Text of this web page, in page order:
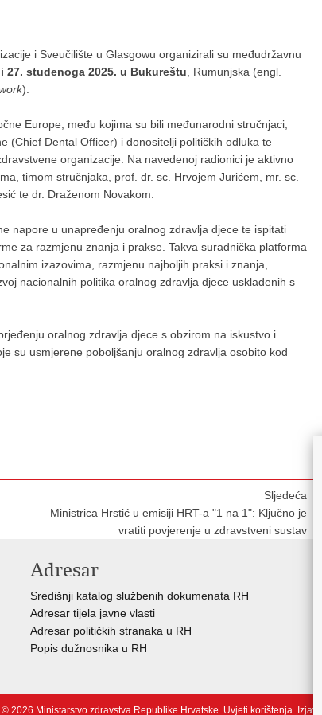
i Sveučilište u Glasgowu organizirali su međudržavnu
27. studenoga 2025. u Bukureštu , Rumunjska (engl.
).
Europe, među kojima su bili međunarodni stručnjaci,
(Chief Dental Officer) i donositelji političkih odluka te
organizacije. Na navedenoj radionici je aktivno
timom stručnjaka, prof. dr. sc. Hrvojem Jurićem, mr. sc.
te dr. Draženom Novakom.
napore u unapređenju oralnog zdravlja djece te ispitati
za razmjenu znanja i prakse. Takva suradnička platforma
izazovima, razmjenu najboljih praksi i znanja,
nacionalnih politika oralnog zdravlja djece usklađenih s
oralnog zdravlja djece s obzirom na iskustvo i
su usmjerene poboljšanju oralnog zdravlja osobito kod
Sljedeća
Ministrica Hrstić u emisiji HRT-a "1 na 1": Ključno je
vratiti povjerenje u zdravstveni sustav
Adresar
Središnji katalog službenih dokumenata RH
Adresar tijela javne vlasti
Adresar političkih stranaka u RH
Popis dužnosnika u RH
2026 Ministarstvo zdravstva Republike Hrvatske. Uvjeti korištenja.